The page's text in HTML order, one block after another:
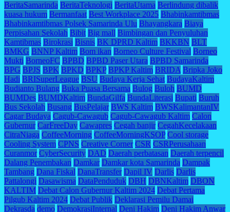
BeritaSamarinda BeritaTeknologi BeritaUtama Berlindung dibalik
kuasa hukum Bermanfaat Best Workplace 2025 Bhabinkamtibmas
Bhabinkamtibmas Polsek Samarinda Ulu Bhayangkara Biaya
Perpisahan Sekolah Bibit Big mall Bimbingan dan Penyuluhan
Kamtibmas Birokrasi Bisnis BK DPRD Kaltim BKKBN BLT
BMKG BNNP Kaltim Bom ikan Borneo Culture Festival Borneo
Mukti BorneoFC BPBD BPBD Paser Utara BPBD Samarinda
BPG BPJS BPK BPKD BPKP BPKP Kaltim BRIDA Bripka Joko
Hadi BRISuperLeague BSU Budaya Kerja Sehat BudayaKaltim
Budianto Bulang Buka Puasa Bersama Bulog Buloh BUMD
BUMDes BUMDKaltim BundaGilfa BundaLiterasi Bupati Buruh
Bus Sekolah Busang BusPelajar BWS Kaltim BWSKalimantanIV
Cagar Budaya Cagub-Cawagub Cagub-Cawagub Kaltim Calon
Gubernur CarFreeDay Cawapres Cegah banjir CegahKecelakaan
CitraNiaga CoffeeMorning CoffeeMorningKSOP Cool storage
Cooling System CPNS Creative Corner CSR CSRPerusahaan
Curanmor CyberSecurity DAD Daerah perbatasan Daerah terpencil
Dalang Penembakan Damkar Damkar kota Samarinda Dampak
Tambang Dana Fiskal DanaTransfer Dapil IV Darlis Darlis
Pattalongi Dasawisma DataPenduduk DBH DBNKaltim DBON
KALTIM Debat Calon Gubernur Kaltim 2024 Debat Pertama
Pilgub Kaltim 2024 Debat Publik Deklarasi Pemilu Damai
Dekrasda demo DemokrasiInternal Deni Hakim Deni Hakim Anwar